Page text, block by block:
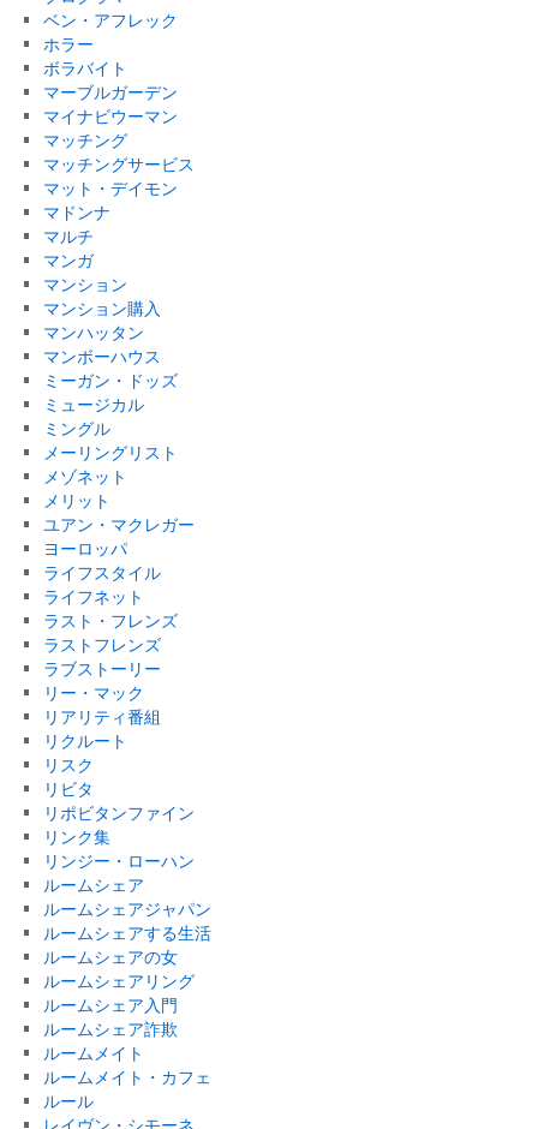
ベン・アフレック
ホラー
ボラバイト
マーブルガーデン
マイナビウーマン
マッチング
マッチングサービス
マット・デイモン
マドンナ
マルチ
マンガ
マンション
マンション購入
マンハッタン
マンボーハウス
ミーガン・ドッズ
ミュージカル
ミングル
メーリングリスト
メゾネット
メリット
ユアン・マクレガー
ヨーロッパ
ライフスタイル
ライフネット
ラスト・フレンズ
ラストフレンズ
ラブストーリー
リー・マック
リアリティ番組
リクルート
リスク
リビタ
リポビタンファイン
リンク集
リンジー・ローハン
ルームシェア
ルームシェアジャパン
ルームシェアする生活
ルームシェアの女
ルームシェアリング
ルームシェア入門
ルームシェア詐欺
ルームメイト
ルームメイト・カフェ
ルール